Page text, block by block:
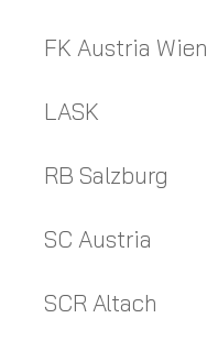
FK Austria Wien
LASK
RB Salzburg
SC Austria
SCR Altach